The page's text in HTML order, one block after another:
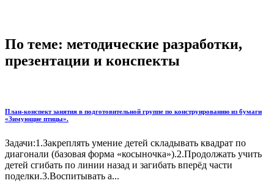
По теме: методические разработки,
презентации и конспекты
План-конспект занятия в подготовительной группе по конструированию из бумаги
«Зимующие птицы».
Задачи:1.Закреплять умение детей складывать квадрат по
диагонали (базовая форма «косыночка»).2.Продолжать учить
детей сгибать по линии назад и загибать вперёд части
поделки.3.Воспитывать а...